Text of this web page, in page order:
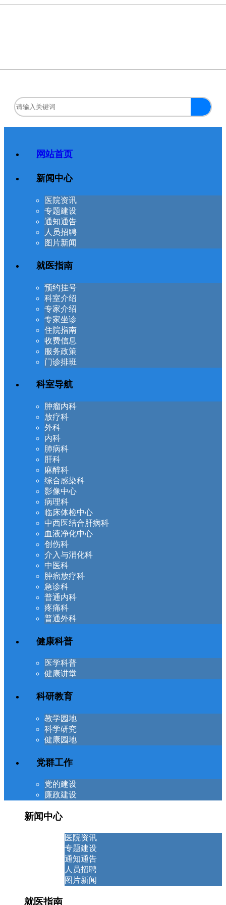
网站首页
新闻中心
医院资讯
专题建设
通知通告
人员招聘
图片新闻
就医指南
预约挂号
科室介绍
专家介绍
专家坐诊
住院指南
收费信息
服务政策
门诊排班
科室导航
肿瘤内科
放疗科
外科
内科
肺病科
肝科
麻醉科
综合感染科
影像中心
病理科
临床体检中心
中西医结合肝病科
血液净化中心
创伤科
介入与消化科
中医科
肿瘤放疗科
急诊科
普通内科
疼痛科
普通外科
健康科普
医学科普
健康讲堂
科研教育
教学园地
科学研究
健康园地
党群工作
党的建设
廉政建设
新闻中心
医院资讯
专题建设
通知通告
人员招聘
图片新闻
就医指南